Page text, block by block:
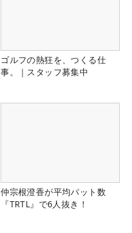
ゴルフの熱狂を、つくる仕
事。｜スタッフ募集中
仲宗根澄香が平均パット数
『TRTL』で6人抜き！